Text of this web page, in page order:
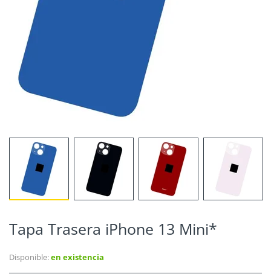
Tapa Trasera iPhone 13 Mini*
Disponible:en existencia